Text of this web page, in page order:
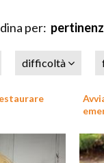
per:
difficoltà